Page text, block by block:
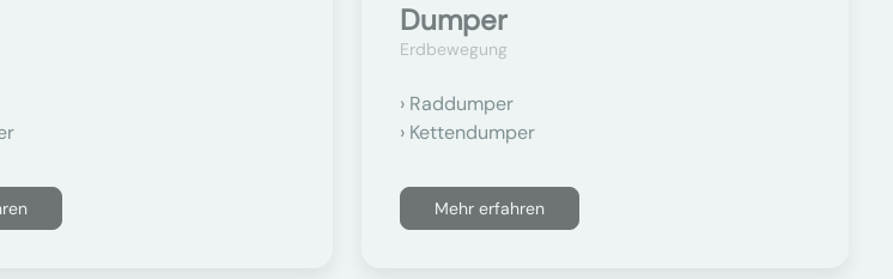
Dumper
Erdbewegung
Raddumper
Kettendumper
Mehr erfahren